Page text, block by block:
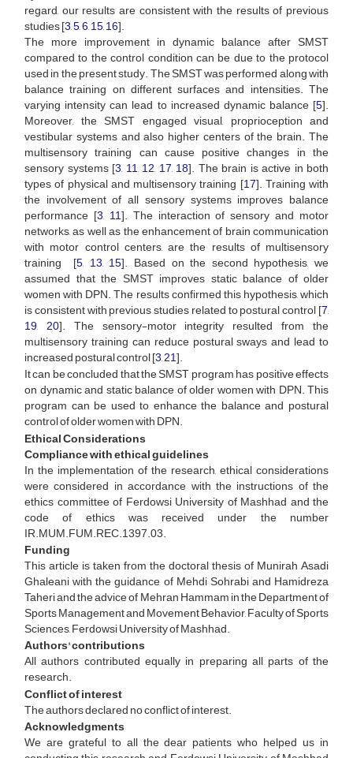
regard, our results are consistent with the results of previous
studies [3,5,6,15,16].
The more improvement in dynamic balance after SMST
compared to the control condition can be due to the protocol
used in the present study. The SMST was performed along with
balance training on different surfaces and intensities. The
varying intensity can lead to increased dynamic balance [5].
Moreover, the SMST engaged visual, proprioception and
vestibular systems and also higher centers of the brain. The
multisensory training can cause positive changes in the
sensory systems [3, 11,12, 17, 18]. The brain is active in both
types of physical and multisensory training [17]. Training with
the involvement of all sensory systems improves balance
performance [3, 11]. The interaction of sensory and motor
networks, as well as the enhancement of brain communication
with motor control centers, are the results of multisensory
training [5, 13, 15]. Based on the second hypothesis, we
assumed that the SMST improves static balance of older
women with DPN. The results confirmed this hypothesis, which
is consistent with previous studies related to postural control [7,
19, 20]. The sensory-motor integrity resulted from the
multisensory training can reduce postural sways and lead to
increased postural control [3,21].
It can be concluded that the SMST program has positive effects
on dynamic and static balance of older women with DPN. This
program can be used to enhance the balance and postural
control of older women with DPN.
Ethical Considerations
Compliance with ethical guidelines
In the implementation of the research, ethical considerations
were considered in accordance with the instructions of the
ethics committee of Ferdowsi University of Mashhad and the
code of ethics was received under the number
IR.MUM.FUM.REC.1397.03.
Funding
This article is taken from the doctoral thesis of Munirah Asadi
Ghaleani with the guidance of Mehdi Sohrabi and Hamidreza
Taheri and the advice of Mehran Hammam in the Department of
Sports Management and Movement Behavior, Faculty of Sports
Sciences, Ferdowsi University of Mashhad.
Authors' contributions
All authors contributed equally in preparing all parts of the
research.
Conflict of interest
The authors declared no conflict of interest.
Acknowledgments
We are grateful to all the dear patients who helped us in